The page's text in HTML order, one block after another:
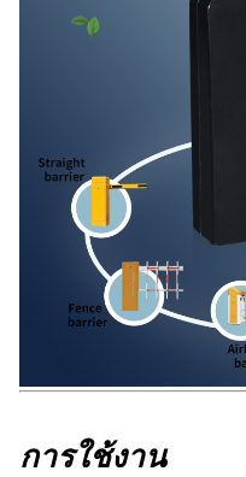
การใช้งาน